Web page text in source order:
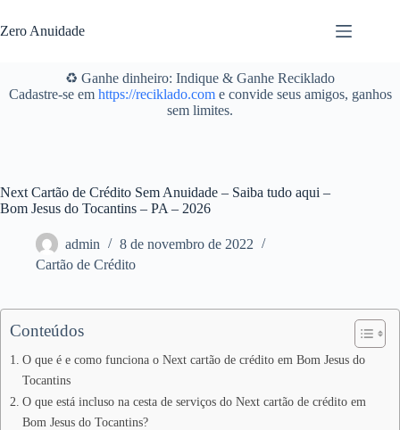
para
o
Zero Anuidade
♻️ Ganhe dinheiro: Indique & Ganhe Reciklado
Cadastre-se em https://reciklado.come convide seus amigos, ganhos
sem limites.
Next Cartão de Crédito Sem Anuidade – Saiba tudo aqui –
Bom Jesus do Tocantins – PA – 2026
admin
8 de novembro de 2022
Cartão de Crédito
Conteúdos
O que é e como funciona o Next cartão de crédito em Bom Jesus do
Tocantins
O que está incluso na cesta de serviços do Next cartão de crédito em
Bom Jesus do Tocantins?